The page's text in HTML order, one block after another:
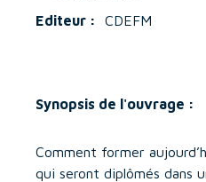
Editeur :
CDEFM
Synopsis de l'ouvrage :
Comment former
qui seront diplômés dans